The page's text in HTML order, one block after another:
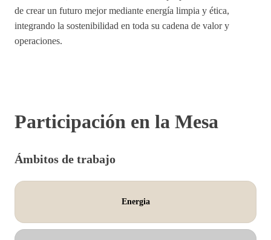
de crear un futuro mejor mediante energía limpia y ética,
integrando la sostenibilidad en toda su cadena de valor y
operaciones.
Participación en la Mesa
Ámbitos de trabajo
Energia